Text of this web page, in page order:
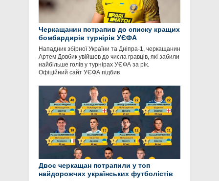
Черкащанин потрапив до списку кращих
бомбардирів турнірів УЄФА
Нападник збірної України та Дніпра-1, черкащанин
Артем Довбик увійшов до числа гравців, які забили
найбільше голів у турнірах УЄФА за рік.
Офіційний сайт УЄФА підбив
Двоє черкащан потрапили у топ
найдорожчих українських футболістів